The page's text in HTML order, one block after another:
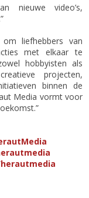
nieuwe video’s,
liefhebbers van
met elkaar te
hobbyisten als
projecten,
binnen de
Media vormt voor